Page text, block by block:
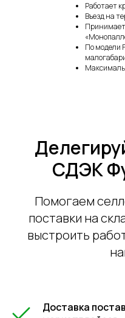
Работает
Въезд на
Принимает
По модели
СДЭК
Помогаем
поставки на
выстроить
Доставка